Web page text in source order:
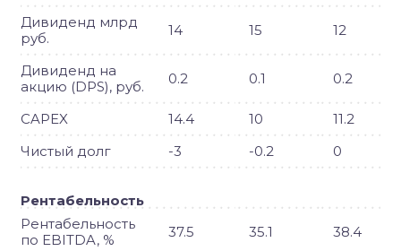
Дивиденд млрд
руб.
14 15 12
Дивиденд на
акцию (DPS), руб.
0.2 0.1 0.2
CAPEX 14.4 10
11.2
Чистый долг
-3 -0.2 0
Рентабельность
Рентабельность
по EBITDA, %
37.5 35.1 38.4